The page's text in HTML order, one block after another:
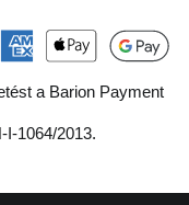
a Barion Payment
I-1064/2013.